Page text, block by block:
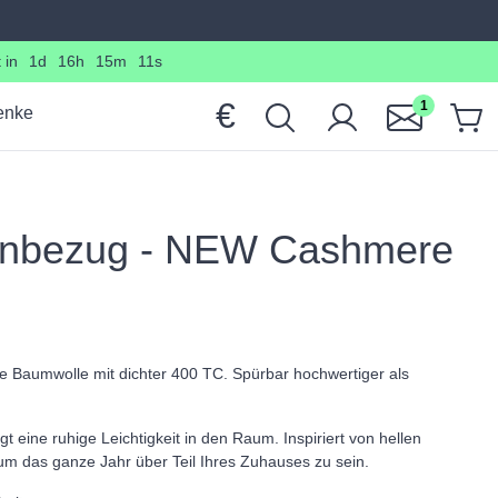
in 1d 16h 15m 9s
€ 1
- NEW Cashmere
Baumwolle mit dichter 400 TC. Spürbar hochwertiger als
eine ruhige Leichtigkeit in den Raum. Inspiriert von hellen
das ganze Jahr über Teil Ihres Zuhauses zu sein.